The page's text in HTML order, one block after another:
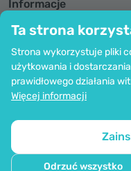
Ta strona
Strona wykorzystuje pliki
użytkowania i
prawidłowego działania
Więcej informacji
Odrzuć wszystko
Informacje
Pomoc i zamówienia
Możliwość opłaty kartą.
kodowanie SSl.
Mapa strony